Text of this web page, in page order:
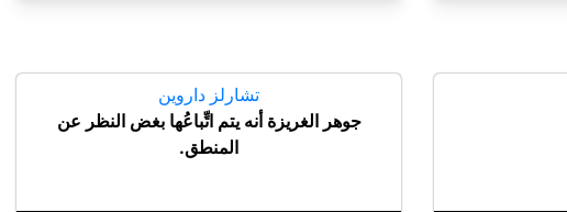
تشارلز داروين
جوهر الغريزة أنه يتم اتِّباعُها بغض النظر عن
المنطق.